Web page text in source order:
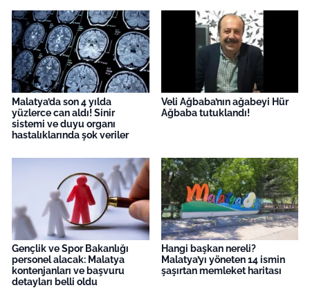
Malatya’da son 4 yılda
yüzlerce can aldı! Sinir
sistemi ve duyu organı
hastalıklarında şok veriler
Veli Ağbaba’nın ağabeyi Hür
Ağbaba tutuklandı!
Gençlik ve Spor Bakanlığı
personel alacak: Malatya
kontenjanları ve başvuru
detayları belli oldu
Hangi başkan nereli?
Malatya’yı yöneten 14 ismin
şaşırtan memleket haritası